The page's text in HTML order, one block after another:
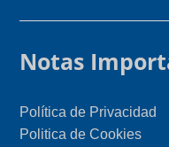
Notas
Política de Privacidad
Politica de Cookies